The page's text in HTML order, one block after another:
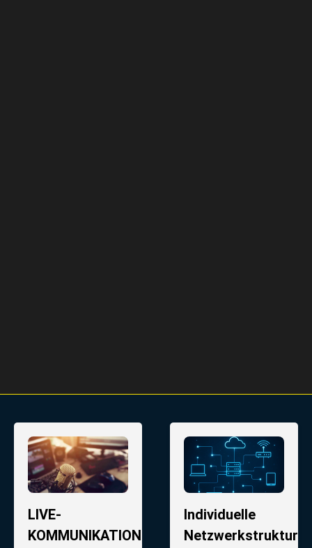
LIVE-
KOMMUNIKATION
Individuelle
Netzwerkstruktur